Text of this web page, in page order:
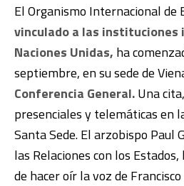
El Organismo Internacional de
vinculado a las instituciones
Naciones Unidas, ha
septiembre, en su sede de
Conferencia General.Una
presenciales y telemáticas en
Santa Sede. El arzobispo Paul
las Relaciones con los
de hacer oír la voz de